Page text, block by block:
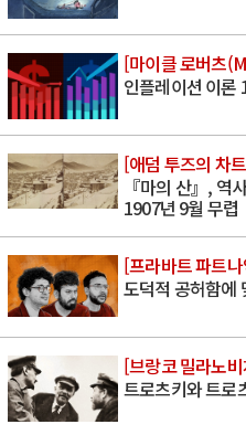
[마이클 로버츠
인플레이션 이론
[애덤 투즈의 차
『마의 산』, 역
1907년 9월 무렵
[프라바트 파트
도덕적 공허함에
[브랑코 밀라노
트로츠키와 트로